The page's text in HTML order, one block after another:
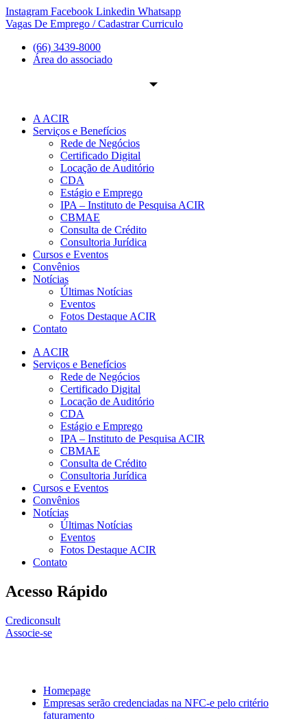
Ir
para
conteúdo
Instagram Facebook Linkedin Whatsapp
Vagas De Emprego / Cadastrar Curriculo
(66) 3439-8000
Área do associado
A ACIR
Serviços e Benefícios
Rede de Negócios
Certificado Digital
Locação de Auditório
CDA
Estágio e Emprego
IPA – Instituto de Pesquisa ACIR
CBMAE
Consulta de Crédito
Consultoria Jurídica
Cursos e Eventos
Convênios
Notícias
Últimas Notícias
Eventos
Fotos Destaque ACIR
Contato
A ACIR
Serviços e Benefícios
Rede de Negócios
Certificado Digital
Locação de Auditório
CDA
Estágio e Emprego
IPA – Instituto de Pesquisa ACIR
CBMAE
Consulta de Crédito
Consultoria Jurídica
Cursos e Eventos
Convênios
Notícias
Últimas Notícias
Eventos
Fotos Destaque ACIR
Contato
Acesso Rápido
Crediconsult
Associe-se
Homepage
Empresas serão credenciadas na NFC-e pelo critério
faturamento